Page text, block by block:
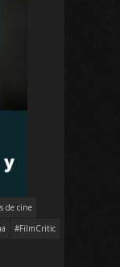
de cine
#FilmCritic